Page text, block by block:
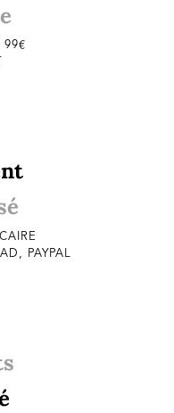
99€
PAYPAL